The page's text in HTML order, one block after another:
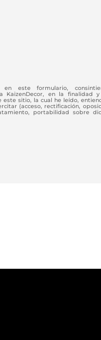
este formulario,
KaizenDecor, en la finalidad y
este sitio, la cual he leído,
(acceso, rectificación,
portabilidad sobre